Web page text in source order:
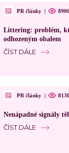
PR články |
Littering: problém,
odhozeným obalem
ČÍST DÁLE
PR články | 8130
Nenápadné signály
ČÍST DÁLE